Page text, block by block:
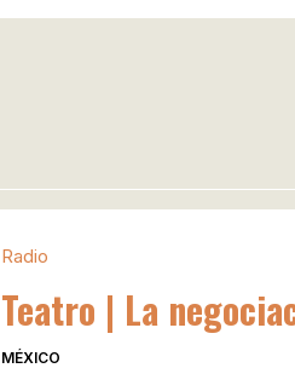
Radio
Teatro | La
MÉXICO